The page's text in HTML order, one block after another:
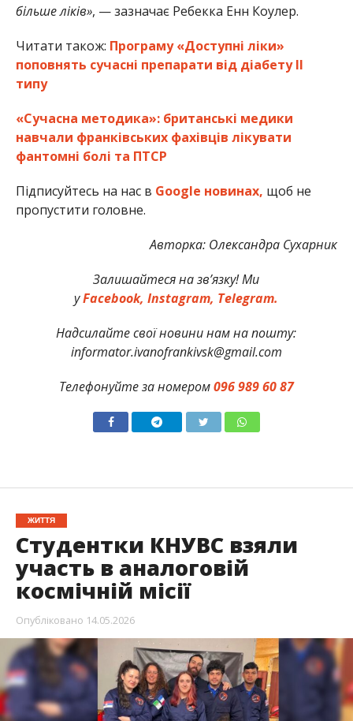
більше ліків», — зазначає Ребекка Енн Коулер.
Читати також: Програму «Доступні ліки»
поповнять сучасні препарати від діабету ІІ
типу
«Сучасна методика»: британські медики
навчали франківських фахівців лікувати
фантомні болі та ПТСР
Підписуйтесь на нас в Google новинах, щоб не
пропустити головне.
Авторка: Олександра Сухарник
Залишайтеся на зв’язку! Ми
уFacebook, Instagram, Telegram.
Надсилайте свої новини нам на пошту:
informator.ivanofrankivsk@gmail.com
Телефонуйте за номером096 989 60 87
ЖИТТЯ
Студентки КНУВС взяли
участь в аналоговій
космічній місії
Опубліковано 14.05.2026